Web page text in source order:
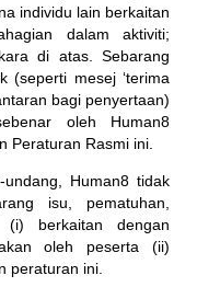
individu lain berkaitan
dalam aktiviti;
di atas. Sebarang
(seperti mesej ‘terima
bagi penyertaan)
oleh Human8
Peraturan Rasmi ini.
Human8 tidak
isu, pematuhan,
(i) berkaitan dengan
oleh peserta (ii)
peraturan ini.